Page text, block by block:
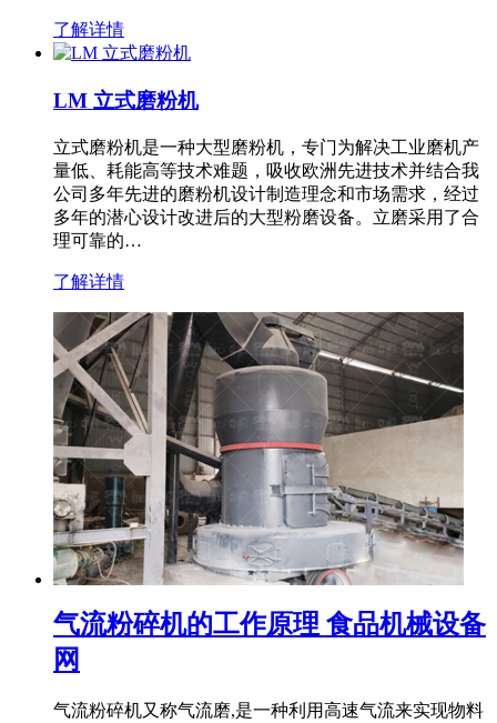
了解详情
LM 立式磨粉机
立式磨粉机是一种大型磨粉机，专门为解决工业磨机产
量低、耗能高等技术难题，吸收欧洲先进技术并结合我
公司多年先进的磨粉机设计制造理念和市场需求，经过
多年的潜心设计改进后的大型粉磨设备。立磨采用了合
理可靠的…
了解详情
气流粉碎机的工作原理 食品机械设备
网
气流粉碎机又称气流磨,是一种利用高速气流来实现物料